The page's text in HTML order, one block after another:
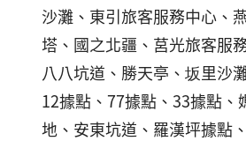
沙灘、東引旅客服務中心、
塔、國之北疆、莒光旅客服
八八坑道、勝天亭、坂里沙
12據點、77據點、33據點、
地、安東坑道、羅漢坪據點